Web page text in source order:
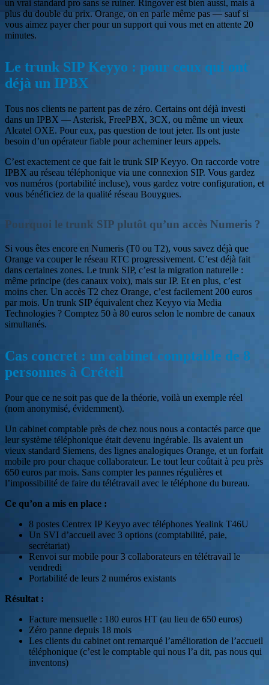
un vrai standard pro sans se ruiner. Ringover est bien aussi, mais à
plus du double du prix. Orange, on en parle même pas — sauf si
vous aimez payer cher pour un support qui vous met en attente 20
minutes.
Le trunk SIP Keyyo : pour ceux qui ont
déjà un IPBX
Tous nos clients ne partent pas de zéro. Certains ont déjà investi
dans un IPBX — Asterisk, FreePBX, 3CX, ou même un vieux
Alcatel OXE. Pour eux, pas question de tout jeter. Ils ont juste
besoin d’un opérateur fiable pour acheminer leurs appels.
C’est exactement ce que fait le trunk SIP Keyyo. On raccorde votre
IPBX au réseau téléphonique via une connexion SIP. Vous gardez
vos numéros (portabilité incluse), vous gardez votre configuration, et
vous bénéficiez de la qualité réseau Bouygues.
Pourquoi le trunk SIP plutôt qu’un accès Numeris ?
Si vous êtes encore en Numeris (T0 ou T2), vous savez déjà que
Orange va couper le réseau RTC progressivement. C’est déjà fait
dans certaines zones. Le trunk SIP, c’est la migration naturelle :
même principe (des canaux voix), mais sur IP. Et en plus, c’est
moins cher. Un accès T2 chez Orange, c’est facilement 200 euros
par mois. Un trunk SIP équivalent chez Keyyo via Media
Technologies ? Comptez 50 à 80 euros selon le nombre de canaux
simultanés.
Cas concret : un cabinet comptable de 8
personnes à Créteil
Pour que ce ne soit pas que de la théorie, voilà un exemple réel
(nom anonymisé, évidemment).
Un cabinet comptable près de chez nous nous a contactés parce que
leur système téléphonique était devenu ingérable. Ils avaient un
vieux standard Siemens, des lignes analogiques Orange, et un forfait
mobile pro pour chaque collaborateur. Le tout leur coûtait à peu près
650 euros par mois. Sans compter les pannes régulières et
l’impossibilité de faire du télétravail avec le téléphone du bureau.
Ce qu’on a mis en place :
8 postes Centrex IP Keyyo avec téléphones Yealink T46U
Un SVI d’accueil avec 3 options (comptabilité, paie,
secrétariat)
Renvoi sur mobile pour 3 collaborateurs en télétravail le
vendredi
Portabilité de leurs 2 numéros existants
Résultat :
Facture mensuelle : 180 euros HT (au lieu de 650 euros)
Zéro panne depuis 18 mois
Les clients du cabinet ont remarqué l’amélioration de l’accueil
téléphonique (c’est le comptable qui nous l’a dit, pas nous qui
inventons)